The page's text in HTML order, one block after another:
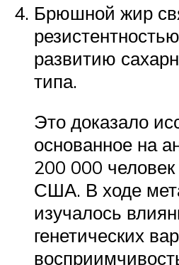
Брюшной жир
развитию
типа.
Это доказало
основанное на
200 000
США. В ходе
изучалось
генетических